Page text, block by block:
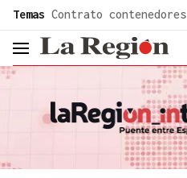
Temas Contrato contenedores
header.menu.open